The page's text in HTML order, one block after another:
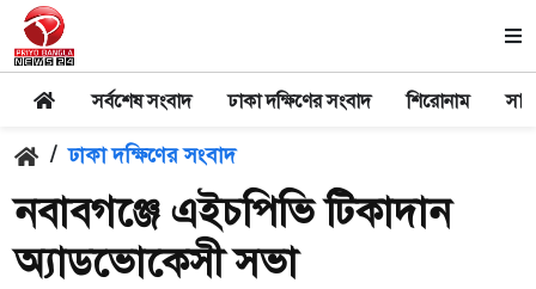
সর্বশেষ সংবাদ ঢাকা দক্ষিণের সংবাদ শিরোনাম
/ ঢাকা দক্ষিণের সংবাদ
নবাবগঞ্জে এইচপিভি টিকাদান
অ্যাডভোকেসী সভা